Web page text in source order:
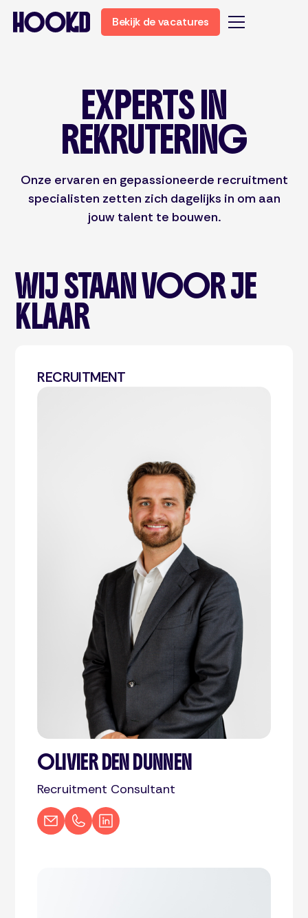
Bekijk de vacatures
EXPERTS IN
REKRUTERING
Onze ervaren en gepassioneerde recruitment
specialisten zetten zich dagelijks in om aan
jouw talent te bouwen.
WIJ STAAN VOOR JE
KLAAR
RECRUITMENT
OLIVIER DEN DUNNEN
Recruitment Consultant